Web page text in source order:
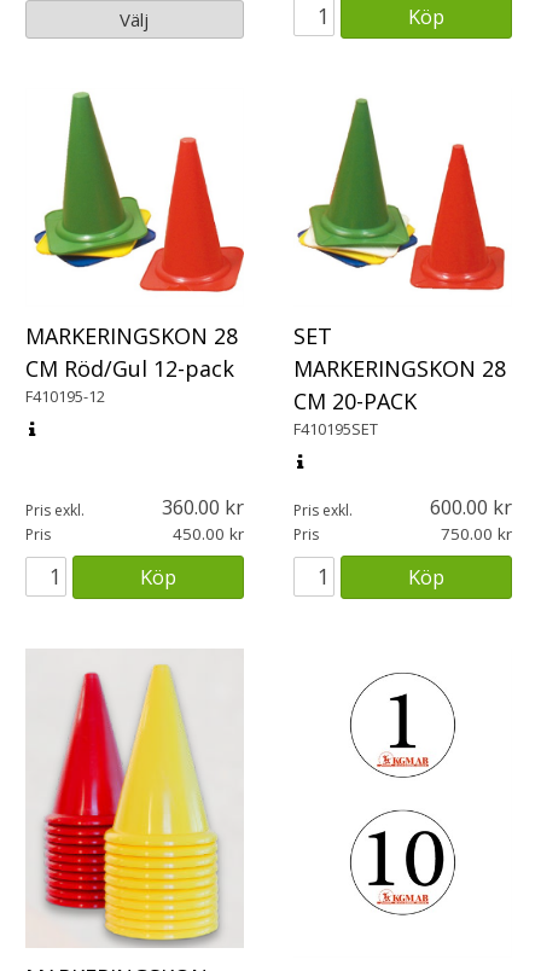
Välj Köp
MARKERINGSKON 28
CM Röd/Gul 12-pack
F410195-12
Pris exkl. 360.00
Pris 450.00
Köp
SET
MARKERINGSKON 28
CM 20-PACK
F410195SET
Pris exkl. 600.00
Pris 750.00
Köp